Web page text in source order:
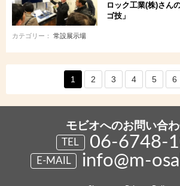
ロック工業(株)さん
ゴ技」
カテゴリー： 常設展示場
1 2 3 4 5 6
モビオへのお問い合
TEL 06-6748-
E-MAIL info@m-